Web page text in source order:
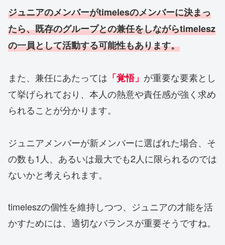
ジュニアのメンバーがtimelesのメンバーに決まっ
たら、既存のグループとの兼任をしながらtimelesz
の一員として活動する可能性もあります。
また、兼任にあたっては 「覚悟」 が重要な要素とし
て挙げられており、本人の熱意や責任感が強く求め
られることが分かります。
ジュニアメンバーが新メンバーに選ばれた場合、そ
の数も1人、あるいは最大でも2人に限られるのでは
ないかと考えられます。
timeleszの個性を維持しつつ、ジュニアの才能を活
かすためには、適切なバランスが重要そうですね。